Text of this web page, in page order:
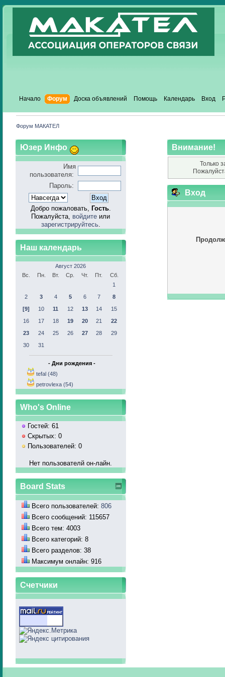
Начало Форум Доска объявлений Помощь Календарь Вход
Форум МАКАТЕЛ
Юзер Инфо
Имя
пользователя:
Пароль:
Добро пожаловать, Гость.
Пожалуйста, войдите или
зарегистрируйтесь.
Наш календарь
Август 2026
Вс.
Пн. Вт. Ср. Чт. Пт.
Сб.
1
2
3 4 5 6 7
8
[9]
10 11 12 13 14
15
16
17 18 19 20 21
22
23
24 25 26 27 28
29
30
31
- Дни рождения -
tefal (48)
petrovlexa (54)
Who's Online
Гостей: 61
Скрытых: 0
Пользователей: 0
Нет пользователй он-лайн.
Board Stats
Всего пользователей: 806
Всего сообщений: 115657
Всего тем: 4003
Всего категорий: 8
Всего разделов: 38
Максимум онлайн: 916
Счетчики
Внимание!
Только
Вход